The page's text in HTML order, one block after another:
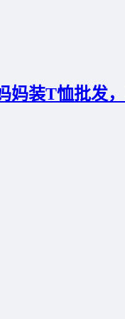
妈装T恤批发